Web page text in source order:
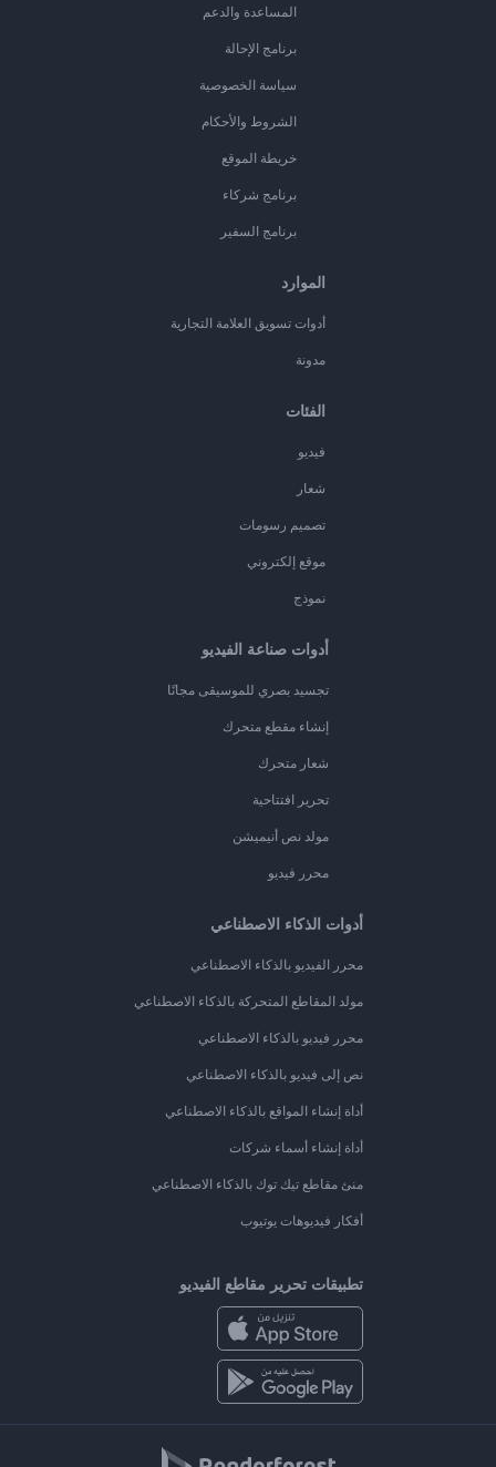
المساعدة والدعم
برنامج الإحالة
سياسة الخصوصية
الشروط والأحكام
خريطة الموقع
برنامج شركاء
برنامج السفير
الموارد
أدوات تسويق العلامة التجارية
مدونة
الفئات
فيديو
شعار
تصميم رسومات
موقع إلكتروني
نموذج
أدوات صناعة الفيديو
تجسيد بصري للموسيقى مجانًا
إنشاء مقطع متحرك
شعار متحرك
تحرير افتتاحية
مولد نص أنيميشن
محرر فيديو
أدوات الذكاء الاصطناعي
محرر الفيديو بالذكاء الاصطناعي
مولد المقاطع المتحركة بالذكاء الاصطناعي
محرر فيديو بالذكاء الاصطناعي
نص إلى فيديو بالذكاء الاصطناعي
أداة إنشاء المواقع بالذكاء الاصطناعي
أداة إنشاء أسماء شركات
منئ مقاطع تيك توك بالذكاء الاصطناعي
أفكار فيديوهات يوتيوب
تطبيقات تحرير مقاطع الفيديو